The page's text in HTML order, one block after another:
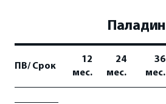
Паладин
ПВ/ Срок
12
мес.
24
мес.
36
мес.